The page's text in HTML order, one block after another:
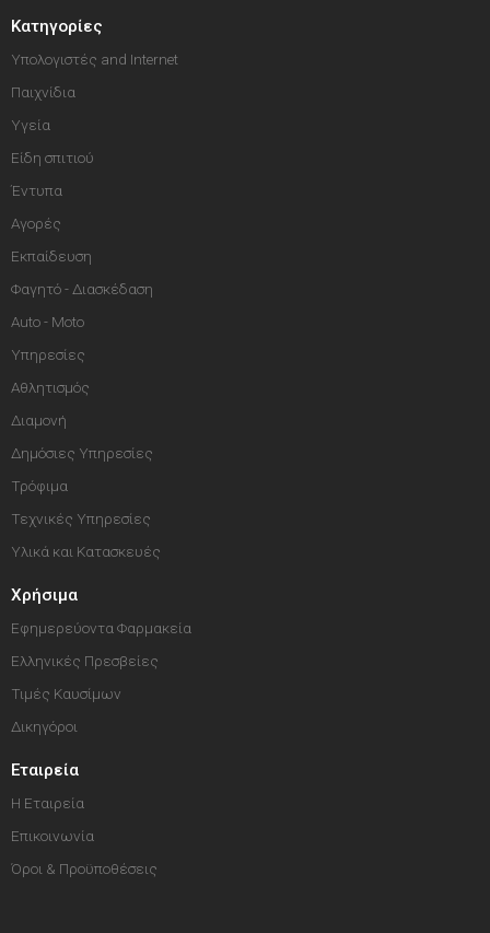
Κατηγορίες
Υπολογιστές and Internet
Παιχνίδια
Υγεία
Είδη σπιτιού
Έντυπα
Αγορές
Εκπαίδευση
Φαγητό - Διασκέδαση
Auto - Moto
Υπηρεσίες
Αθλητισμός
Διαμονή
Δημόσιες Υπηρεσίες
Τρόφιμα
Τεχνικές Υπηρεσίες
Υλικά και Κατασκευές
Χρήσιμα
Εφημερεύοντα Φαρμακεία
Ελληνικές Πρεσβείες
Τιμές Καυσίμων
Δικηγόροι
Εταιρεία
Η Εταιρεία
Επικοινωνία
Όροι & Προϋποθέσεις